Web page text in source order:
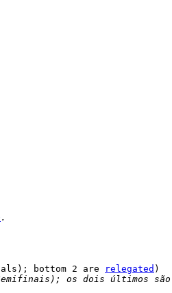
.
bottom 2 are
relegated
os dois últimos são